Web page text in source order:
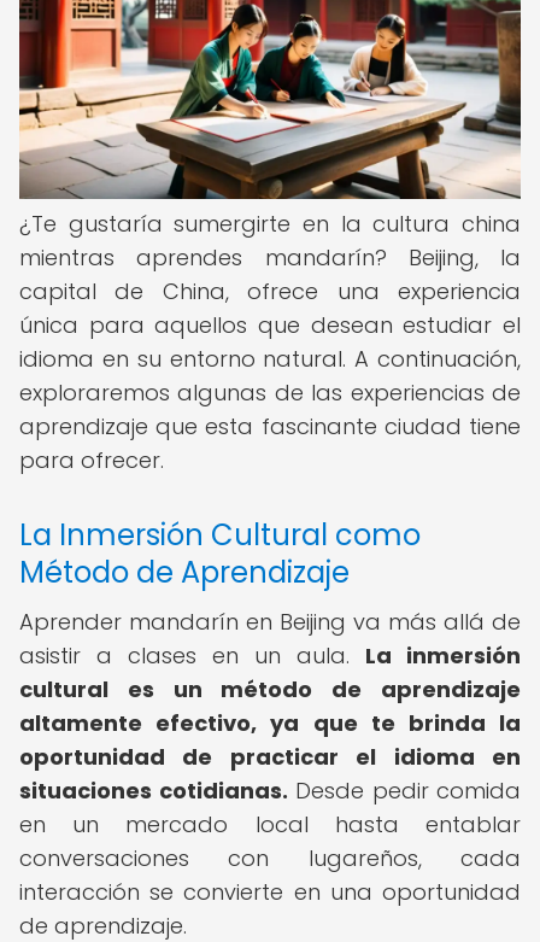
¿Te gustaría sumergirte en la cultura china
mientras aprendes mandarín? Beijing, la
capital de China, ofrece una experiencia
única para aquellos que desean estudiar el
idioma en su entorno natural. A continuación,
exploraremos algunas de las experiencias de
aprendizaje que esta fascinante ciudad tiene
para ofrecer.
La Inmersión Cultural como
Método de Aprendizaje
Aprender mandarín en Beijing va más allá de
asistir a clases en un aula. La inmersión
cultural es un método de aprendizaje
altamente efectivo, ya que te brinda la
oportunidad de practicar el idioma en
situaciones cotidianas. Desde pedir comida
en un mercado local hasta entablar
conversaciones con lugareños, cada
interacción se convierte en una oportunidad
de aprendizaje.